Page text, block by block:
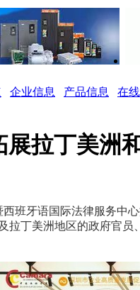
企业信息 产品信息
在
拉丁美洲
班牙语国际法律服务中
拉丁美洲地区的政府官